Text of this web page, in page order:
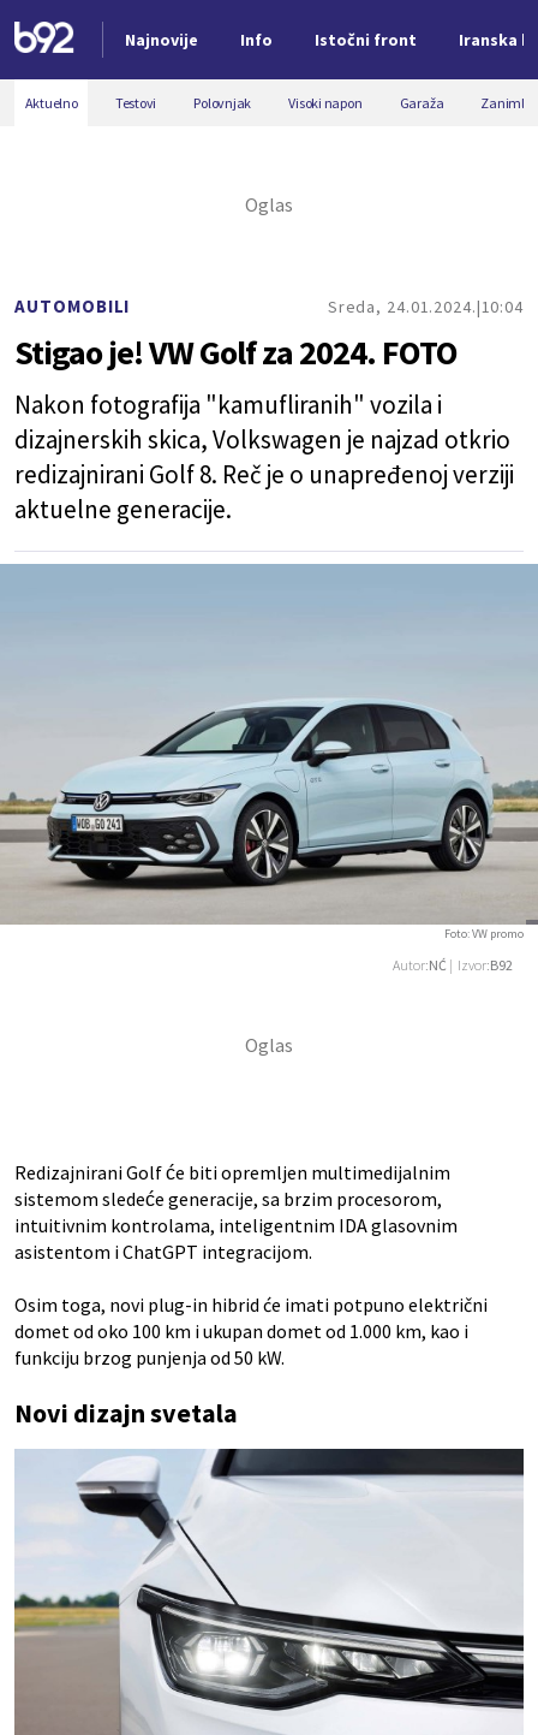
Najnovije Info Istočni front Iranska
Nova vest
Aktuelno Testovi Polovnjak Visoki napon Garaža
AUTOMOBILI Sreda, 24.01.2024. 10:04
Stigao je! VW Golf za 2024. FOTO
Nakon fotografija "kamufliranih" vozila i
dizajnerskih skica, Volkswagen je najzad otkrio
redizajnirani Golf 8. Reč je o unapređenoj verziji
aktuelne generacije.
Autor:NĆ | Izvor:B92
Foto: VW promo
Redizajnirani Golf će biti opremljen multimedijalnim
sistemom sledeće generacije, sa brzim procesorom,
intuitivnim kontrolama, inteligentnim IDA glasovnim
asistentom i ChatGPT integracijom.
Osim toga, novi plug-in hibrid će imati potpuno električni
domet od oko 100 km i ukupan domet od 1.000 km, kao i
funkciju brzog punjenja od 50 kW.
Novi dizajn svetala